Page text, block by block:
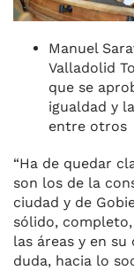
Manuel
Valladolid
que se
igualdad y
entre otros
“Ha de quedar
son los de la
ciudad y de
sólido,
las áreas y en
duda, hacia lo